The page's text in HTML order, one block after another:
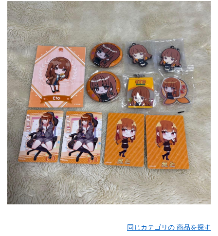
同じカテゴリの 商品を探す